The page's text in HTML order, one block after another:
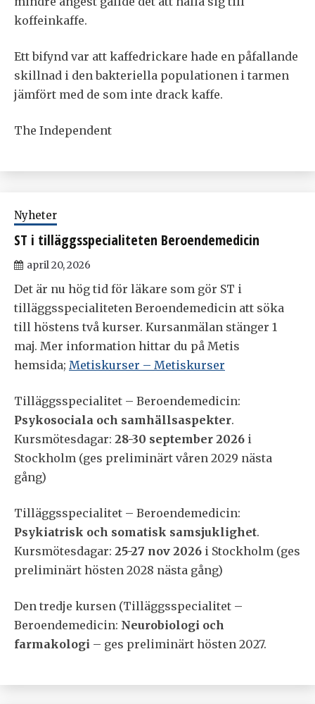
koffeinkaffe.
Ett bifynd var att kaffedrickare hade en påfallande
skillnad i den bakteriella populationen i tarmen
jämfört med de som inte drack kaffe.
The Independent
Nyheter
ST i tilläggsspecialiteten Beroendemedicin
april 20, 2026
Det är nu hög tid för läkare som gör ST i
tilläggsspecialiteten Beroendemedicin att söka
till höstens två kurser. Kursanmälan stänger 1
maj. Mer information hittar du på Metis
hemsida; Metiskurser – Metiskurser
Tilläggsspecialitet – Beroendemedicin:
Psykosociala och samhällsaspekter.
Kursmötesdagar: 28-30 september 2026 i
Stockholm (ges preliminärt våren 2029 nästa
gång)
Tilläggsspecialitet – Beroendemedicin:
Psykiatrisk och somatisk samsjuklighet.
Kursmötesdagar: 25-27 nov 2026 i Stockholm (ges
preliminärt hösten 2028 nästa gång)
Den tredje kursen (Tilläggsspecialitet –
Beroendemedicin: Neurobiologi och
farmakologi – ges preliminärt hösten 2027.